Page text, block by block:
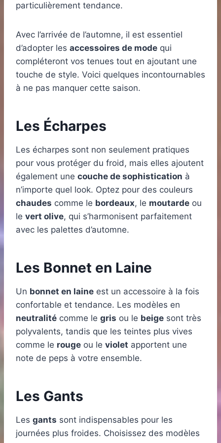
particulièrement tendance.
Avec l’arrivée de l’automne, il est essentiel
d’adopter les accessoires de mode qui
compléteront vos tenues tout en ajoutant une
touche de style. Voici quelques incontournables
à ne pas manquer cette saison.
Les Écharpes
Les écharpes sont non seulement pratiques
pour vous protéger du froid, mais elles ajoutent
également une couche de sophistication à
n’importe quel look. Optez pour des couleurs
chaudes comme le bordeaux, le moutarde ou
le vert olive, qui s’harmonisent parfaitement
avec les palettes d’automne.
Les Bonnet en Laine
Un bonnet en laine est un accessoire à la fois
confortable et tendance. Les modèles en
neutralité comme le gris ou le beige sont très
polyvalents, tandis que les teintes plus vives
comme le rouge ou le violet apportent une
note de peps à votre ensemble.
Les Gants
Les gants sont indispensables pour les
journées plus froides. Choisissez des modèles